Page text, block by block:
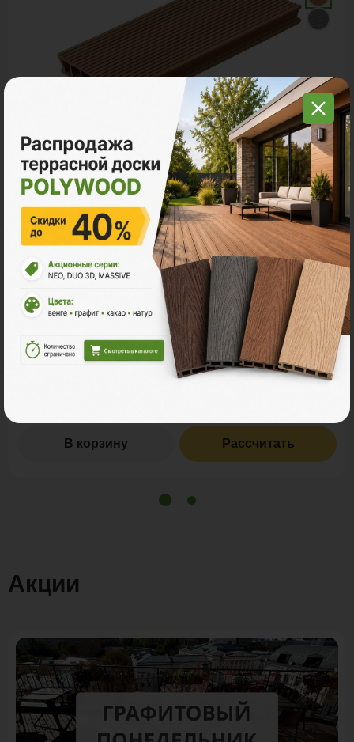
Террасная доска ДПК
POLYWOOD™ NEO COLOR
Ударная стойкость: Умеренная
6м 3,5м
Ед. измерения 2 шт
0.55м
В корзину Рассчитать
Акции
Акция